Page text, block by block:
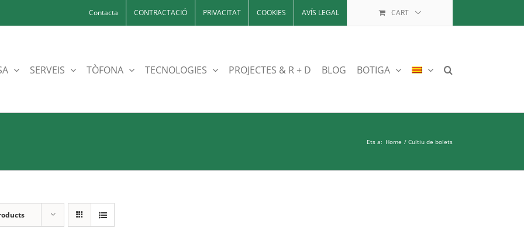
Contacta CONTRACTACIÓ PRIVACITAT COOKIES AVÍS LEGAL CART
SERVEIS TÒFONA TECNOLOGIES PROJECTES & R + D BLOG BOTIGA
Ets a: Home Cultiu de bolets